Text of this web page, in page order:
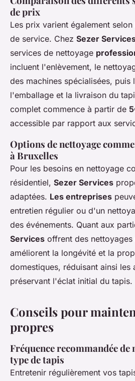
de prix
Les prix varient également
de service. Chez Sezer
services de nettoyage
incluent l'enlèvement, le
des machines spécialisées, puis
l'emballage et la livraison du
complet commence à partir de
accessible par rapport aux
Options de nettoyage
à Bruxelles
Pour les besoins en nettoyage
résidentiel, Sezer Services
adaptées. Les entreprises
entretien régulier ou d'un
des événements. Quant aux
Services offrent des
améliorent la longévité et la
domestiques, réduisant ainsi les
préservant l'éclat initial du tapis.
Conseils pour
propres
Fréquence recommandée de
type de tapis
Entretenir régulièrement vos